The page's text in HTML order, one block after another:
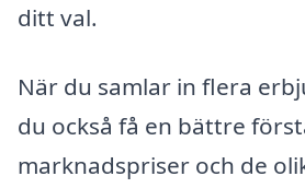
ditt val.
När du samlar in flera
du också få en bättre
marknadspriser och de